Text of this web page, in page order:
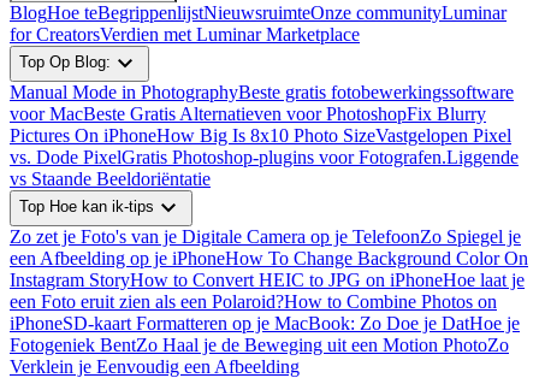
BlogHoe teBegrippenlijstNieuwsruimteOnze communityLuminar
for CreatorsVerdien met Luminar Marketplace
Top Op Blog: expand_more
Manual Mode in PhotographyBeste gratis fotobewerkingssoftware
voor MacBeste Gratis Alternatieven voor PhotoshopFix Blurry
Pictures On iPhoneHow Big Is 8x10 Photo SizeVastgelopen Pixel
vs. Dode PixelGratis Photoshop-plugins voor Fotografen.Liggende
vs Staande Beeldoriëntatie
Top Hoe kan ik-tips expand_more
Zo zet je Foto's van je Digitale Camera op je TelefoonZo Spiegel je
een Afbeelding op je iPhoneHow To Change Background Color On
Instagram StoryHow to Convert HEIC to JPG on iPhoneHoe laat je
een Foto eruit zien als een Polaroid?How to Combine Photos on
iPhoneSD-kaart Formatteren op je MacBook: Zo Doe je DatHoe je
Fotogeniek BentZo Haal je de Beweging uit een Motion PhotoZo
Verklein je Eenvoudig een Afbeelding